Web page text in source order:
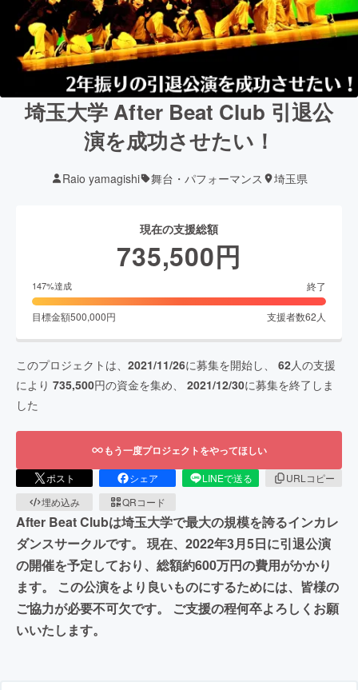
埼玉大学 After Beat Club 引退公
演を成功させたい！
Raio yamagishi 舞台・パフォーマンス 埼玉県
現在の支援総額
735,500円
147%達成 終了
目標金額500,000円 支援者数62 人
このプロジェクトは、 2021/11/26に募集を開始し、 62人の支援
により 735,500円の資金を集め、 2021/12/30に募集を終了しま
した
もう一度プロジェクトをやってほしい
ポスト シェア LINEで送る
URLコピー
埋め込み
QRコード
After Beat Clubは埼玉大学で最大の規模を誇るインカレ
ダンスサークルです。 現在、2022年3月5日に引退公演
の開催を予定しており、総額約600万円の費用がかかり
ます。 この公演をより良いものにするためには、皆様の
ご協力が必要不可欠です。 ご支援の程何卒よろしくお願
いいたします。